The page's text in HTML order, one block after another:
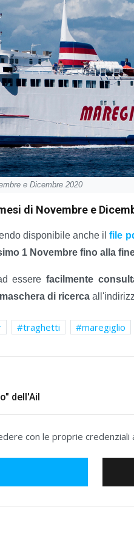
e Dicembre 2020
di Novembre e
disponibile anche ilfile
1 Novembre fino alla
esserefacilmente
di ricerca
traghetti maregiglio
dell'Ail
con le proprie